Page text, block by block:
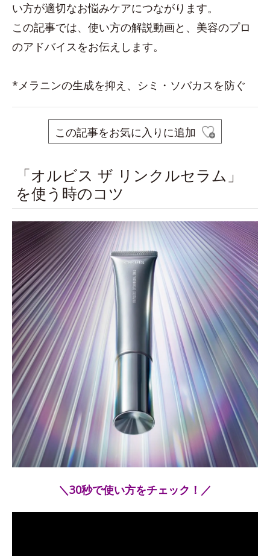
い方が適切なお悩みケアにつながります。
この記事では、使い方の解説動画と、美容のプロ
のアドバイスをお伝えします。
*メラニンの生成を抑え、シミ・ソバカスを防ぐ
この記事をお気に入りに追加
「オルビス ザ リンクルセラム」
を使う時のコツ
＼30秒で使い方をチェック！／